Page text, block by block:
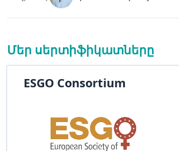
Մեր սերտիֆիկատները
ESGO Consortium